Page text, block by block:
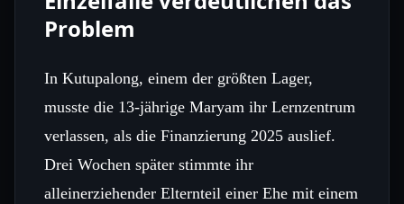
Problem
In Kutupalong, einem der größten Lager,
musste die 13‑jährige Maryam ihr Lernzentrum
verlassen, als die Finanzierung 2025 auslief.
Drei Wochen später stimmte ihr
alleinerziehender Elternteil einer Ehe mit einem